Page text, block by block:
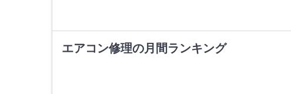
エアコン修理の月間ランキング